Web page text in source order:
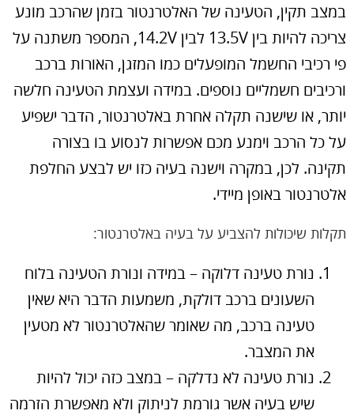
במצב תקין, הטעינה של האלטרנטור בזמן שהרכב מונע
צריכה להיות בין 13.5V לבין 14.2V, המספר משתנה על
פי רכיבי החשמל המופעלים כמו המזגן, האורות ברכב
ורכיבים חשמליים נוספים. במידה ועצמת הטעינה חלשה
יותר, או שישנה תקלה אחרת באלטרנטור, הדבר ישפיע
על כל הרכב וימנע מכם אפשרות לנסוע בו בצורה
תקינה. לכן, במקרה וישנה בעיה כזו יש לבצע החלפת
אלטרנטור באופן מיידי.
תקלות שיכולות להצביע על בעיה באלטרנטור:
נורת טעינה דלוקה – במידה ונורת הטעינה בלוח
השעונים ברכב דולקת, משמעות הדבר היא שאין
טעינה ברכב, מה שאומר שהאלטרנטור לא מטעין
את המצבר.
נורת טעינה לא נדלקה – במצב כזה יכול להיות
שיש בעיה אשר גורמת לניתוק ולא מאפשרת הזרמה